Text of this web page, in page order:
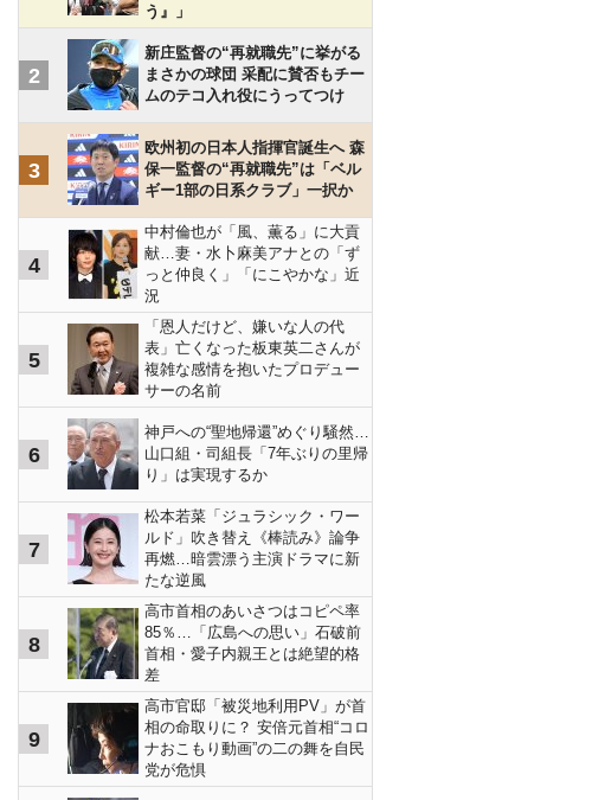
う』」
2
新庄監督の“再就職先”に挙がる
まさかの球団 采配に賛否もチー
ムのテコ入れ役にうってつけ
3
欧州初の日本人指揮官誕生へ 森
保一監督の“再就職先”は「ベル
ギー1部の日系クラブ」一択か
4
中村倫也が「風、薫る」に大貢
献…妻・水卜麻美アナとの「ず
っと仲良く」「にこやかな」近
況
5
「恩人だけど、嫌いな人の代
表」亡くなった板東英二さんが
複雑な感情を抱いたプロデュー
サーの名前
6
神戸への“聖地帰還”めぐり騒然…
山口組・司組長「7年ぶりの里帰
り」は実現するか
7
松本若菜「ジュラシック・ワー
ルド」吹き替え《棒読み》論争
再燃…暗雲漂う主演ドラマに新
たな逆風
8
高市首相のあいさつはコピペ率
85％…「広島への思い」石破前
首相・愛子内親王とは絶望的格
差
9
高市官邸「被災地利用PV」が首
相の命取りに？ 安倍元首相“コロ
ナおこもり動画”の二の舞を自民
党が危惧